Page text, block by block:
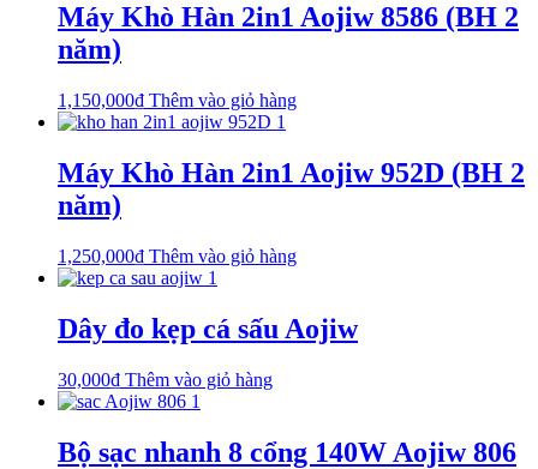
Máy Khò Hàn 2in1 Aojiw 8586 (BH 2
năm)
1,150,000₫ Thêm vào giỏ hàng
Máy Khò Hàn 2in1 Aojiw 952D (BH 2
năm)
1,250,000₫ Thêm vào giỏ hàng
Dây đo kẹp cá sấu Aojiw
30,000₫ Thêm vào giỏ hàng
Bộ sạc nhanh 8 cổng 140W Aojiw 806